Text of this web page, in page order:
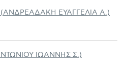
ΕΥΑΓΓΕΛΙΑ Α.)
ΙΩΑΝΝΗΣ Σ.)